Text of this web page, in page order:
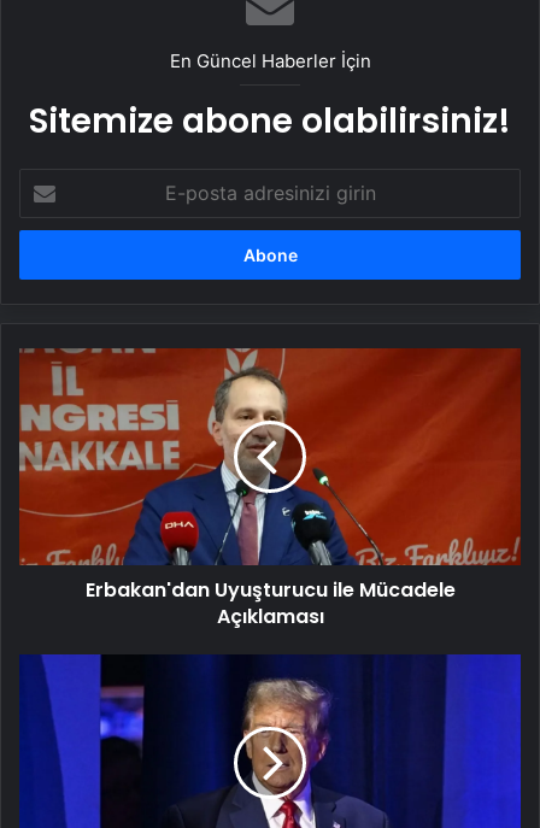
En Güncel Haberler İçin
Sitemize abone olabilirsiniz!
posta
adresinizi
Erbakan'dan
Uyuşturucu
ile
Mücadele
Açıklaması
Erbakan'dan Uyuşturucu ile Mücadele
Açıklaması
ABD
Başkanı
Trump'tan
Ukrayna'ya
müzakere
çağrısı:
İstanbul